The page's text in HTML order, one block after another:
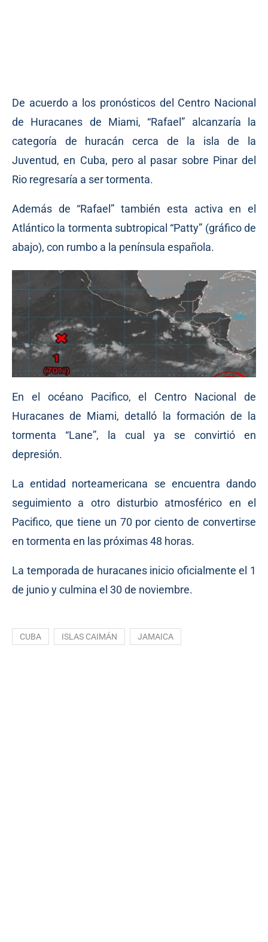
De acuerdo a los pronósticos del Centro Nacional
de Huracanes de Miami, “Rafael” alcanzaría la
categoría de huracán cerca de la isla de la
Juventud, en Cuba, pero al pasar sobre Pinar del
Rio regresaría a ser tormenta.
Además de “Rafael” también esta activa en el
Atlántico la tormenta subtropical “Patty” (gráfico de
abajo), con rumbo a la península española.
En el océano Pacifico, el Centro Nacional de
Huracanes de Miami, detalló la formación de la
tormenta “Lane”, la cual ya se convirtió en
depresión.
La entidad norteamericana se encuentra dando
seguimiento a otro disturbio atmosférico en el
Pacifico, que tiene un 70 por ciento de convertirse
en tormenta en las próximas 48 horas.
La temporada de huracanes inicio oficialmente el 1
de junio y culmina el 30 de noviembre.
CUBA ISLAS CAIMÁN JAMAICA